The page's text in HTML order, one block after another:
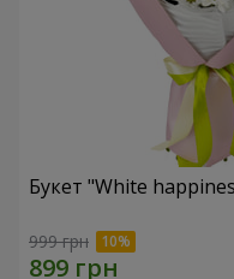
Букет "White
999 грн